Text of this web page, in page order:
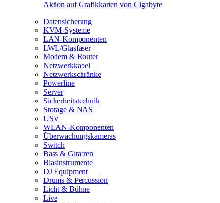
Aktion auf Grafikkarten von Gigabyte
Datensicherung
KVM-Systeme
LAN-Komponenten
LWL/Glasfaser
Modem & Router
Netzwerkkabel
Netzwerkschränke
Powerline
Server
Sicherheitstechnik
Storage & NAS
USV
WLAN-Komponenten
Überwachungskameras
Switch
Bass & Gitarren
Blasinstrumente
DJ Equipment
Drums & Percussion
Licht & Bühne
Live